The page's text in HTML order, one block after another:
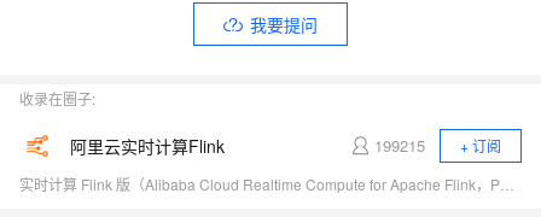
我要提问
收录在圈子:
阿里云实时计算Flink 199215
+ 订阅